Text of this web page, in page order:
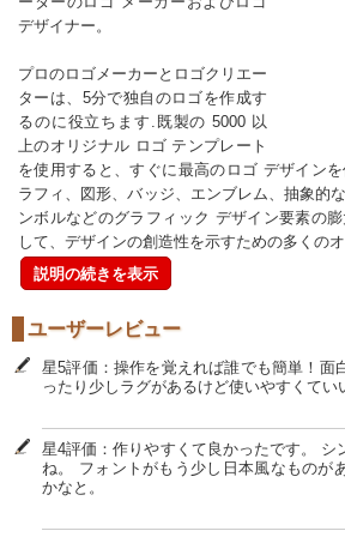
デザイナー。
プロのロゴメーカーとロゴクリエー
ターは、5分で独自のロゴを作成す
るのに役立ちます.既製の 5000 以
上のオリジナル ロゴ テンプレート
を使用すると、すぐに最高のロゴ デザイン
ラフィ、図形、バッジ、エンブレム、抽象的
ンボルなどのグラフィック デザイン要素の
して、デザインの創造性を示すための多くの
説明の続きを表示
ユーザーレビュー
星5評価：操作を覚えれば誰でも簡単！面
ったり少しラグがあるけど使いやすくてい
星4評価：作りやすくて良かったです。 シ
ね。 フォントがもう少し日本風なものが
かなと。